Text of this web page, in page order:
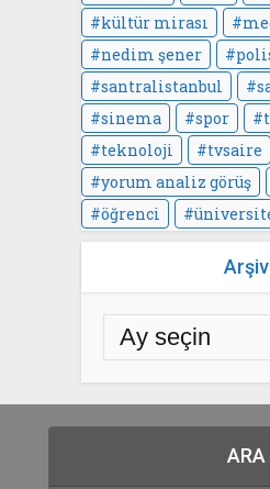
kültür mirası
nedim şener
santralistanbul
sinema
spor
teknoloji
tvsaire
yorum analiz görüş
öğrenci
Arşiv
ARA